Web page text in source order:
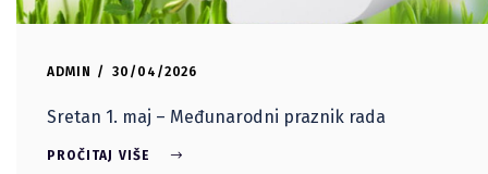
ADMIN 30/04/2026
Sretan 1. maj – Međunarodni praznik rada
PROČITAJ VIŠE